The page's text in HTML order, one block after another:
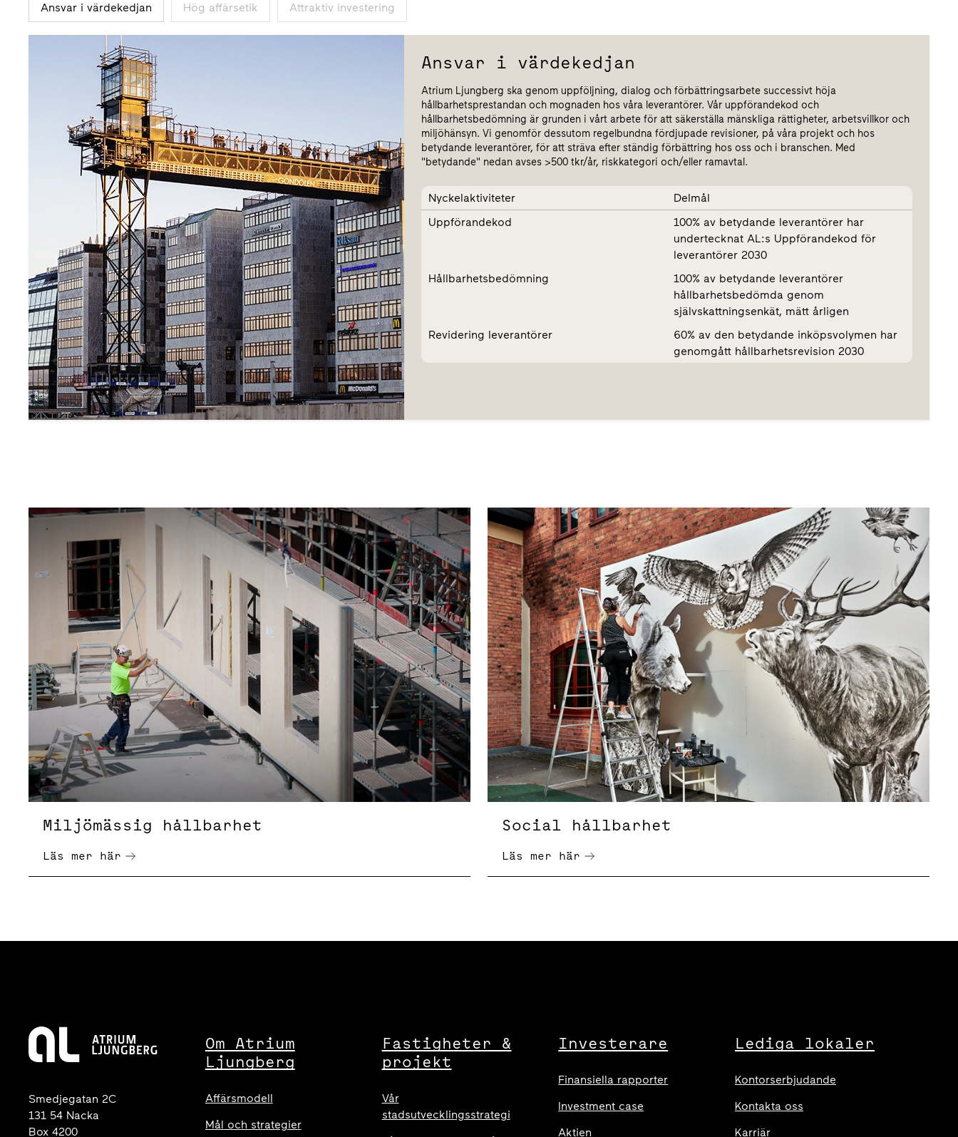
Ansvar i värdekedjan Hög affärsetik Attraktiv investering
Ansvar i värdekedjan
Atrium Ljungberg ska genom uppföljning, dialog och förbättringsarbete successivt höja
hållbarhetsprestandan och mognaden hos våra leverantörer. Vår uppförandekod och
hållbarhetsbedömning är grunden i vårt arbete för att säkerställa mänskliga rättigheter, arbetsvillkor och
miljöhänsyn. Vi genomför dessutom regelbundna fördjupade revisioner, på våra projekt och hos
betydande leverantörer, för att sträva efter ständig förbättring hos oss och i branschen. Med
"betydande" nedan avses >500 tkr/år, riskkategori och/eller ramavtal.
Nyckelaktiviteter
Delmål
Uppförandekod
100% av betydande leverantörer har
undertecknat AL:s Uppförandekod för
leverantörer 2030
Hållbarhetsbedömning
100% av betydande leverantörer
hållbarhetsbedömda genom
självskattningsenkät, mätt årligen
Revidering leverantörer
60% av den betydande inköpsvolymen har
genomgått hållbarhetsrevision 2030
Miljömässig hållbarhet
Miljömässig hållbarhet
Läs mer här
Social hållbarhet
Social hållbarhet
Läs mer här
Smedjegatan 2C
131 54 Nacka
Box 4200
Om Atrium
Ljungberg
Affärsmodell
Mål och strategier
Fastigheter &
projekt
Vår
stadsutvecklingsstrategi
Investerare
Finansiella rapporter
Investment case
Aktien
Lediga lokaler
Kontorserbjudande
Kontakta oss
Karriär